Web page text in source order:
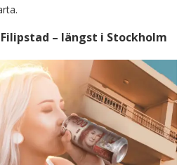
– längst i Stockholm